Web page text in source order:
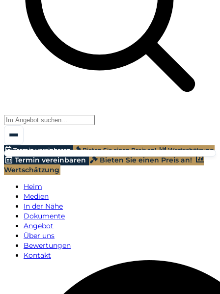
Termin vereinbaren Bieten Sie einen Preis an! Wertschätzung
Termin vereinbaren
Bieten Sie einen Preis an!
Wertschätzung
Heim
Medien
In der Nähe
Dokumente
Angebot
Über uns
Bewertungen
Kontakt